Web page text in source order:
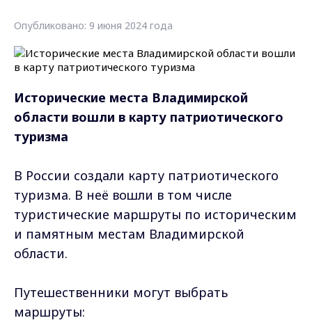
Опубликовано: 9 июня 2024 года
Исторические места Владимирской
области вошли в карту патриотического
туризма
В России создали карту патриотического
туризма. В неё вошли в том числе
туристические маршруты по историческим
и памятным местам Владимирской
области.
Путешественники могут выбрать
маршруты: